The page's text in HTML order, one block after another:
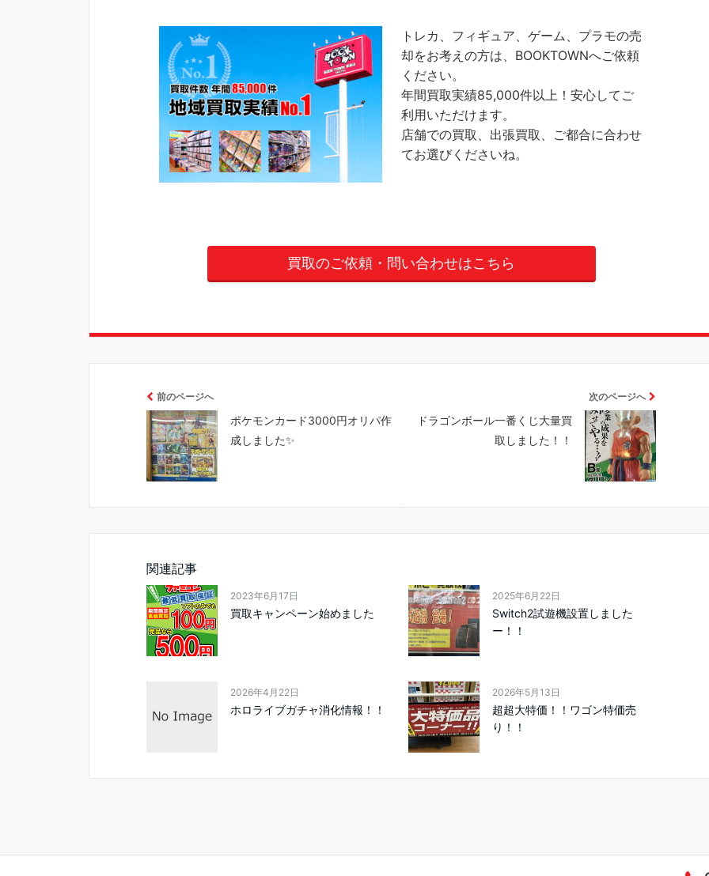
トレカ、フィギュア、ゲーム、プラモの売
却をお考えの方は、BOOKTOWNへご依頼
ください。
年間買取実績85,000件以上！安心してご
利用いただけます。
店舗での買取、出張買取、ご都合に合わせ
てお選びくださいね。
買取のご依頼・問い合わせはこちら
前のページへ
ポケモンカード3000円オリパ作
成しました✨
次のページへ
ドラゴンボール一番くじ大量買
取しました！！
関連記事
2023年6月17日
買取キャンペーン始めました
2025年6月22日
Switch2試遊機設置しました
ー！！
2026年4月22日
ホロライブガチャ消化情報！！
2026年5月13日
超超大特価！！ワゴン特価売
り！！